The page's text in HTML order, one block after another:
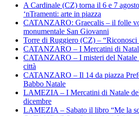
A Cardinale (CZ) torna il 6 e 7
‘nTramenti: arte in piazza
CATANZARO: Graecalis – il folle
monumentale San Giovanni
Torre di Ruggiero (CZ) – “Riconosci
CATANZARO – I Mercatini di
CATANZARO – I misteri del Natale
città
CATANZARO – Il 14 da piazza
Babbo Natale
LAMEZIA – I Mercatini di Natale
dicembre
LAMEZIA – Sabato il libro “Me la